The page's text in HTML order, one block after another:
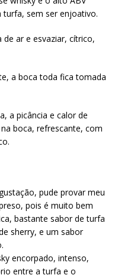
sem ser enjoativo.
ar e esvaziar, cítrico,
a boca toda fica tomada
a picância e calor de
boca, refrescante, com
pude provar meu
pois é muito bem
bastante sabor de turfa
sherry, e um sabor
encorpado, intenso,
entre a turfa e o